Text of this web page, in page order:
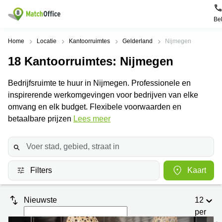
Bel
Huren / Verhuren
Productpagina's
Kantoorruimten
Centers
Coworking
Vergaderruimten
Virtueel
Kantoor
Populaire
Alkmaar
Amsterdam
Oost
Amsterdam
Westpoort
Bergen
op
Zoom
Amersfoort
Breda
Populaire
Kantoorruimte
in Breda
Kantoor
Bergen
op
Zoom
Kantoor
huren
Kantoor
huren
Help
Over ons
Voeg je kantoorruimte toe
Huurprijs
Log in
Home Locatie Kantoorruimtes Gelderland Nijmegen
18 Kantoorruimtes: Nijmegen
Bedrijfsruimte te huur in Nijmegen. Professionele en
inspirerende werkomgevingen voor bedrijven van elke
omvang en elk budget. Flexibele voorwaarden en
betaalbare prijzen Lees meer
Filters Kaart
Nieuwste
12
per